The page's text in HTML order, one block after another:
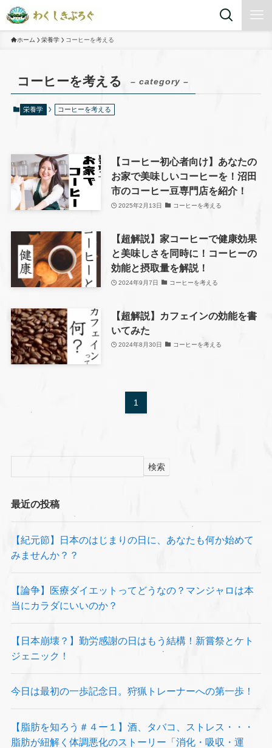
ホーム 栄養学 コーヒーを考える
コーヒーを考える – category –
栄養学 コーヒーを考える
【コーヒー初心者向け】あなたの
お家で美味しいコーヒーを！沼田
市のコーヒー豆専門店を紹介！
2025年2月13日 コーヒーを考える
【超解説】家コーヒーで健康効果
と美味しさを同時に！コーヒーの
効能と摂取量を解説！
2024年9月7日 コーヒーを考える
【超解説】カフェインの効能を書
いてみた
2024年8月30日 コーヒーを考える
1
検索
最近の投稿
【紀元節】日本のはじまりの日に、あなたも何か始めて
みませんか？？
【論争】医療ダイエットってどうなの？マンジャロは本
当にカラダにいいのか？
【日本崩壊？】勤労感謝の日はもう結構！新嘗祭とケト
ジェニック！
今日は最初の一歩記念日。狩猟トレーナーへの第一歩！
【脂肪を知ろう＃４ー１】酒、タバコ、ストレス・・・
脂肪が紐解く体調悪化のストーリー「消化・吸収・運